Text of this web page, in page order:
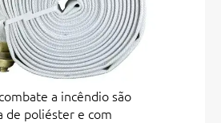
a incêndio são
de poliéster e com